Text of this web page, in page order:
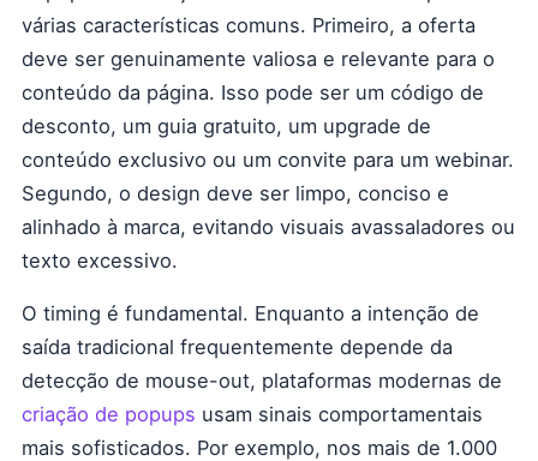
várias características comuns. Primeiro, a oferta
deve ser genuinamente valiosa e relevante para o
conteúdo da página. Isso pode ser um código de
desconto, um guia gratuito, um upgrade de
conteúdo exclusivo ou um convite para um webinar.
Segundo, o design deve ser limpo, conciso e
alinhado à marca, evitando visuais avassaladores ou
texto excessivo.
O timing é fundamental. Enquanto a intenção de
saída tradicional frequentemente depende da
detecção de mouse-out, plataformas modernas de
criação de popups usam sinais comportamentais
mais sofisticados. Por exemplo, nos mais de 1.000